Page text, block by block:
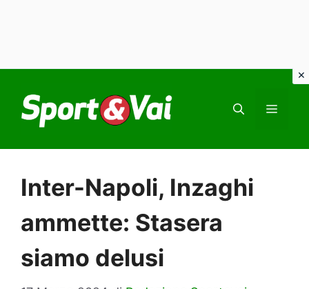
contenuto
Inter-Napoli, Inzaghi
ammette: Stasera
siamo delusi